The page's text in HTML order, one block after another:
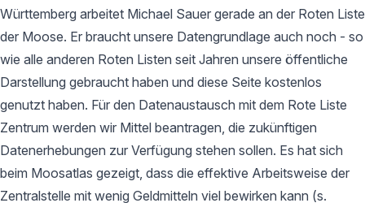
Württemberg arbeitet Michael Sauer gerade an der Roten Liste
der Moose. Er braucht unsere Datengrundlage auch noch - so
wie alle anderen Roten Listen seit Jahren unsere öffentliche
Darstellung gebraucht haben und diese Seite kostenlos
genutzt haben. Für den Datenaustausch mit dem Rote Liste
Zentrum werden wir Mittel beantragen, die zukünftigen
Datenerhebungen zur Verfügung stehen sollen. Es hat sich
beim Moosatlas gezeigt, dass die effektive Arbeitsweise der
Zentralstelle mit wenig Geldmitteln viel bewirken kann (s.